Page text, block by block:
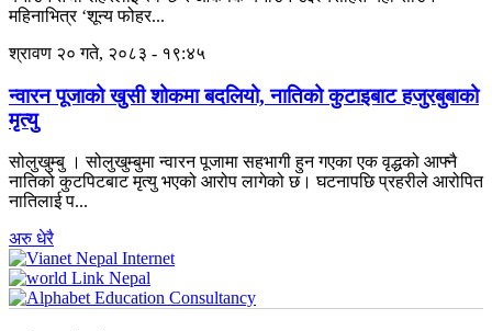
महिनाभित्र ‘शून्य फोहर...
श्रावण २० गते, २०८३ - १९:४५
न्वारन पूजाको खुसी शोकमा बदलियो, नातिको कुटाइबाट हजुरबुबाको
मृत्यु
सोलुखुम्बु । सोलुखुम्बुमा न्वारन पूजामा सहभागी हुन गएका एक वृद्धको आफ्नै
नातिको कुटपिटबाट मृत्यु भएको आरोप लागेको छ। घटनापछि प्रहरीले आरोपित
नातिलाई प...
अरु धेरै